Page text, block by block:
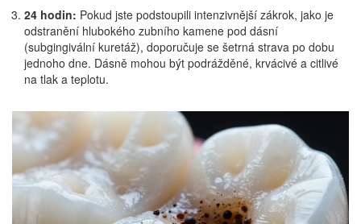
24 hodin: Pokud jste podstoupili intenzivnější zákrok, jako je
odstranění hlubokého zubního kamene pod dásní
(subgingivální kuretáž), doporučuje se šetrná strava po dobu
jednoho dne. Dásně mohou být podrážděné, krvácivé a citlivé
na tlak a teplotu.